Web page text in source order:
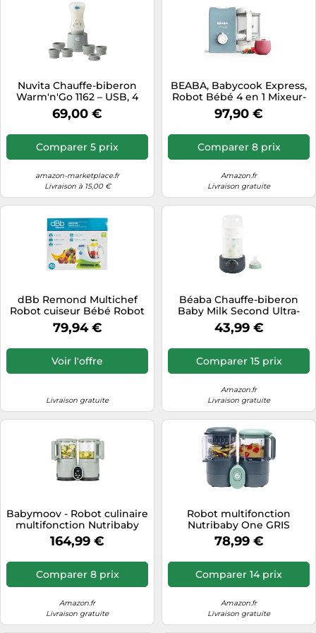
Nuvita Chauffe-biberon
Warm'n'Go 1162 – USB, 4
réglages, chauffe rapide –
Universel
69,00 €
Comparer 5 prix
amazon-marketplace.fr
Livraison à 15,00 €
BEABA, Babycook Express,
Robot Bébé 4 en 1 Mixeur-
Cuiseur, Cuisson Express
15min, Mixage sur-mesure,
Saine, Décongélation,
Texture Homogène,
Baltique
97,90 €
Comparer 8 prix
Amazon.fr
Livraison gratuite
dBb Remond Multichef
Robot cuiseur Bébé Robot
Culinaire Multifonctions
5en1
79,94 €
Voir l'offre
Livraison gratuite
Béaba Chauffe-biberon
Baby Milk Second Ultra-
rapide
43,99 €
Comparer 15 prix
Amazon.fr
Livraison gratuite
Babymoov - Robot culinaire
multifonction Nutribaby
Glass Celadon Green
164,99 €
Comparer 8 prix
Amazon.fr
Livraison gratuite
Robot multifonction
Nutribaby One GRIS
Babymoov
78,99 €
Comparer 14 prix
Amazon.fr
Livraison gratuite